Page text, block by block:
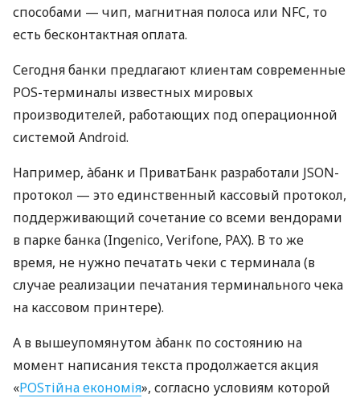
способами — чип, магнитная полоса или NFC, то
есть бесконтактная оплата.
Сегодня банки предлагают клиентам современные
POS-терминалы известных мировых
производителей, работающих под операционной
системой Android.
Например, àбанк и ПриватБанк разработали JSON-
протокол — это единственный кассовый протокол,
поддерживающий сочетание со всеми вендорами
в парке банка (Ingenico, Verifone, PAX). В то же
время, не нужно печатать чеки с терминала (в
случае реализации печатания терминального чека
на кассовом принтере).
А в вышеупомянутом àбанк по состоянию на
момент написания текста продолжается акция
«POSтійна економія», согласно условиям которой